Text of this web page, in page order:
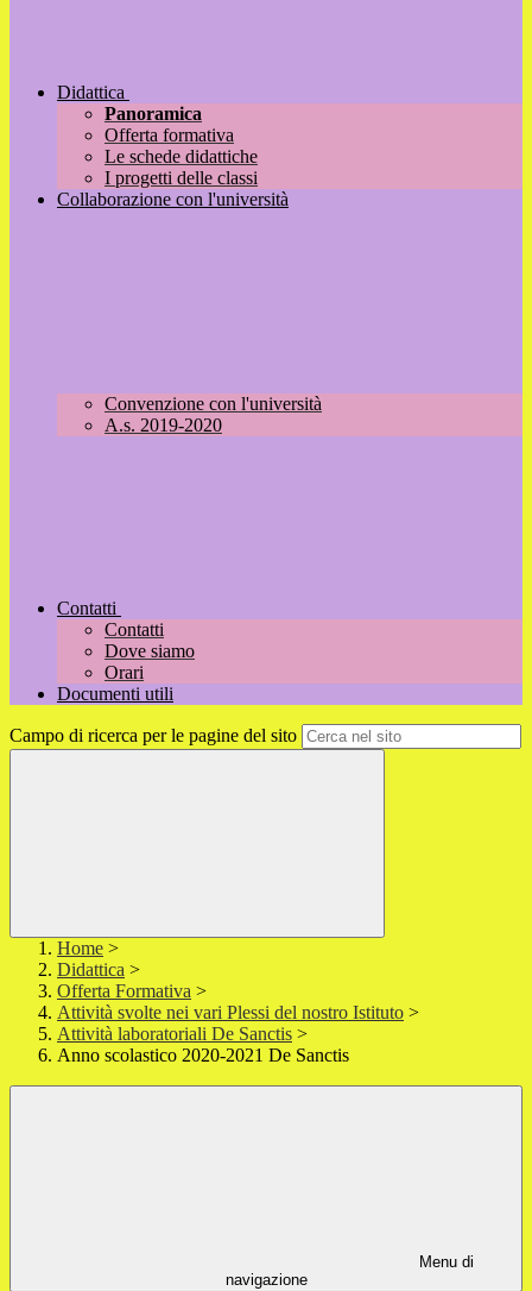
Didattica
Panoramica
Offerta formativa
Le schede didattiche
I progetti delle classi
Collaborazione con l'università
Convenzione con l'università
A.s. 2019-2020
Contatti
Contatti
Dove siamo
Orari
Documenti utili
Campo di ricerca per le pagine del sito
Home >
Didattica >
Offerta Formativa >
Attività svolte nei vari Plessi del nostro Istituto >
Attività laboratoriali De Sanctis >
Anno scolastico 2020-2021 De Sanctis
Menu di
navigazione